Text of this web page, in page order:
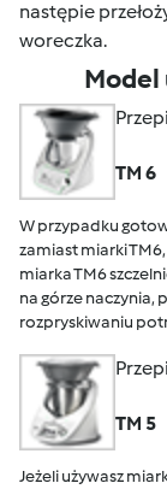
następie
woreczka.
Model
TM 6
W przypadku
zamiast miarki
miarka TM6
na górze naczynia,
rozpryskiwaniu
TM 5
Jeżeli używasz